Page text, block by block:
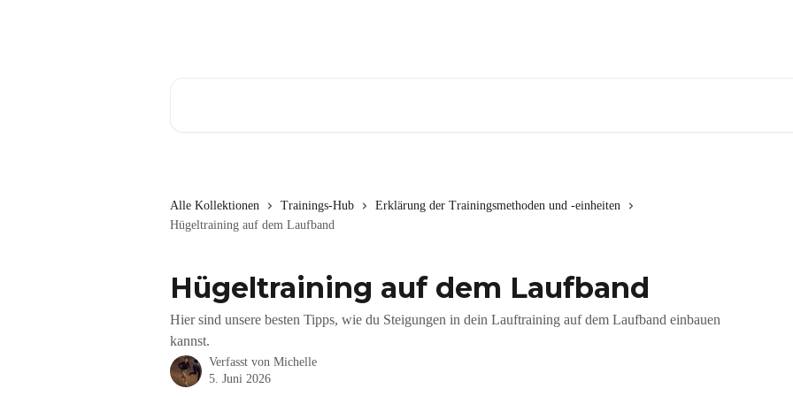
Alle Kollektionen Trainings-Hub
Erklärung der Trainingsmethoden und -einheiten
Hügeltraining auf dem Laufband
Hügeltraining auf dem Laufband
Hier sind unsere besten Tipps, wie du Steigungen in dein Lauftraining auf dem Laufband einbauen
kannst.
Verfasst von Michelle
5. Juni 2026